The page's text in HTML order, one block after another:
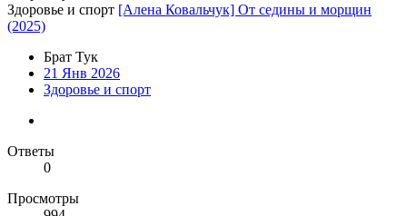
Здоровье и спорт [Алена Ковальчук] От седины и морщин
(2025)
Брат Тук
21 Янв 2026
Здоровье и спорт
Ответы
0
Просмотры